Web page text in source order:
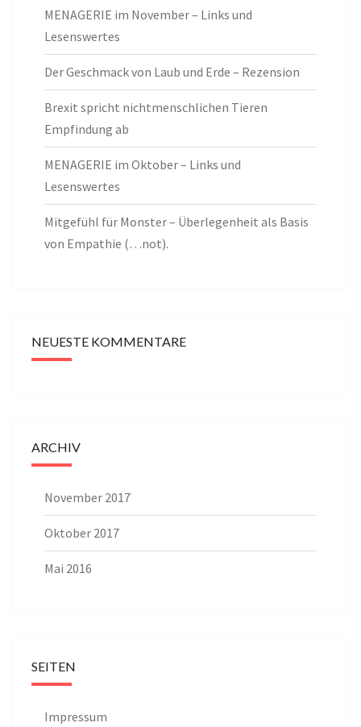
MENAGERIE im November – Links und
Lesenswertes
Der Geschmack von Laub und Erde – Rezension
Brexit spricht nichtmenschlichen Tieren
Empfindung ab
MENAGERIE im Oktober – Links und
Lesenswertes
Mitgefühl für Monster – Überlegenheit als Basis
von Empathie (…not).
NEUESTE KOMMENTARE
ARCHIV
November 2017
Oktober 2017
Mai 2016
SEITEN
Impressum